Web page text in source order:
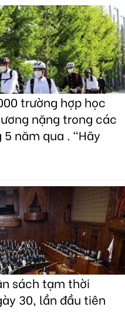
trường hợp học
nặng trong các
năm qua . "Hãy
sách tạm thời
30, lần đầu tiên